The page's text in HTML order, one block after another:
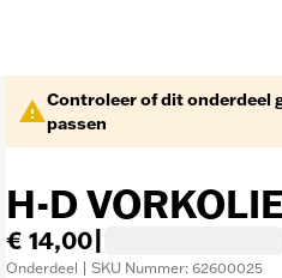
Controleer of dit onderdeel
passen
H-D
€ 14,00
Onderdeel | SKU Nummer: 62600025